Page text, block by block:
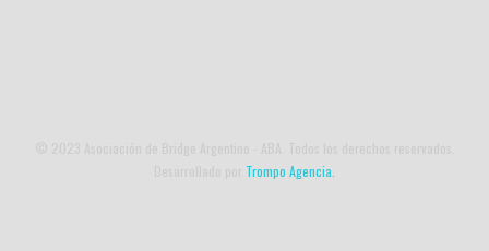
Trompo Agencia.